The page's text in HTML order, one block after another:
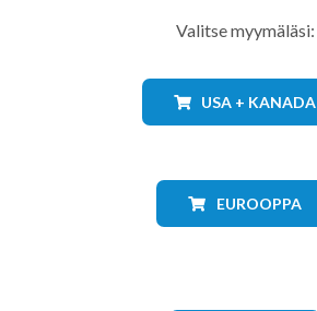
Valitse myymäläsi:
USA + KANADA
EUROOPPA